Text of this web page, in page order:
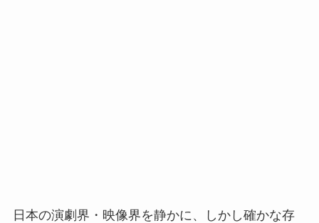
日本の演劇界・映像界を静かに、しかし確かな存